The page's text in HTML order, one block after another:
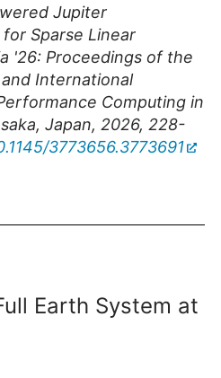
Jupiter
Sparse Linear
'26: Proceedings of the
International
Computing in
Japan, 2026, 228-
3773656.3773691
Earth System at